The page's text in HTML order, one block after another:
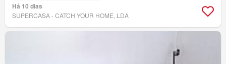
Há 10 dias
SUPERCASA - CATCH YOUR HOME, LDA